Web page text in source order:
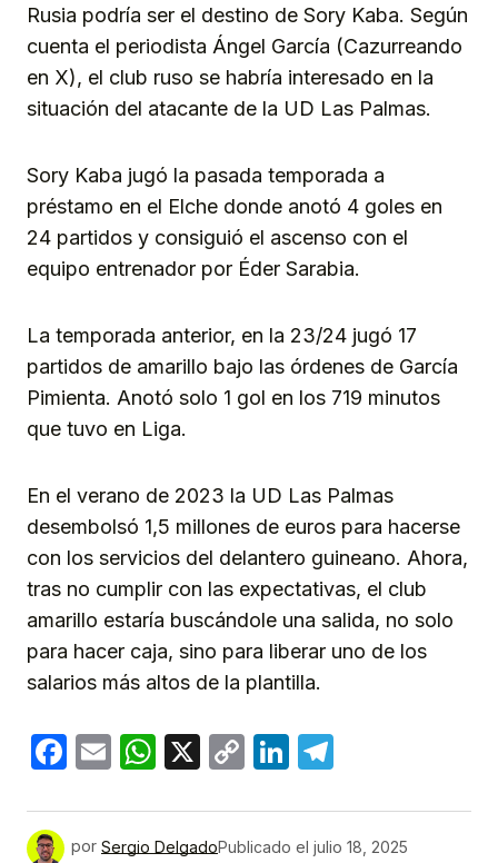
Rusia podría ser el destino de Sory Kaba. Según
cuenta el periodista Ángel García (Cazurreando
en X), el club ruso se habría interesado en la
situación del atacante de la UD Las Palmas.
Sory Kaba jugó la pasada temporada a
préstamo en el Elche donde anotó 4 goles en
24 partidos y consiguió el ascenso con el
equipo entrenador por Éder Sarabia.
La temporada anterior, en la 23/24 jugó 17
partidos de amarillo bajo las órdenes de García
Pimienta. Anotó solo 1 gol en los 719 minutos
que tuvo en Liga.
En el verano de 2023 la UD Las Palmas
desembolsó 1,5 millones de euros para hacerse
con los servicios del delantero guineano. Ahora,
tras no cumplir con las expectativas, el club
amarillo estaría buscándole una salida, no solo
para hacer caja, sino para liberar uno de los
salarios más altos de la plantilla.
Facebook
EmailWhatsApp
X
CopyLinkedIn
por Sergio DelgadoPublicado el julio 18, 2025